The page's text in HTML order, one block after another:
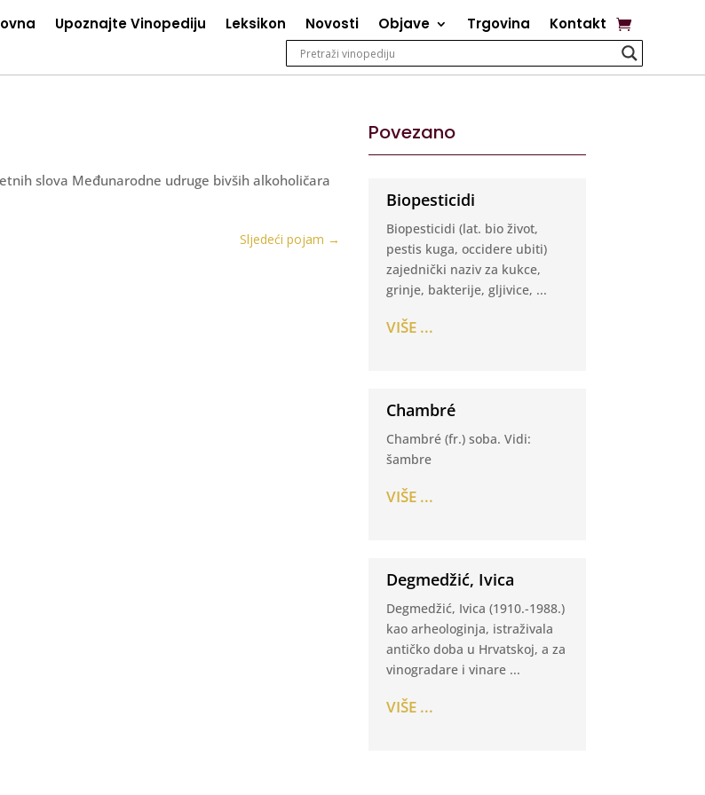
Upoznajte Vinopediju Leksikon Novosti Objave Trgovina Kontakt
slova Međunarodne udruge bivših alkoholičara
Sljedeći pojam →
Povezano
Biopesticidi
Biopesticidi (lat. bio život,
pestis kuga, occidere ubiti)
zajednički naziv za kukce,
grinje, bakterije, gljivice, ...
VIŠE ...
Chambré
Chambré (fr.) soba. Vidi:
šambre
VIŠE ...
Degmedžić, Ivica
Degmedžić, Ivica (1910.-1988.)
kao arheologinja, istraživala
antičko doba u Hrvatskoj, a za
vinogradare i vinare ...
VIŠE ...